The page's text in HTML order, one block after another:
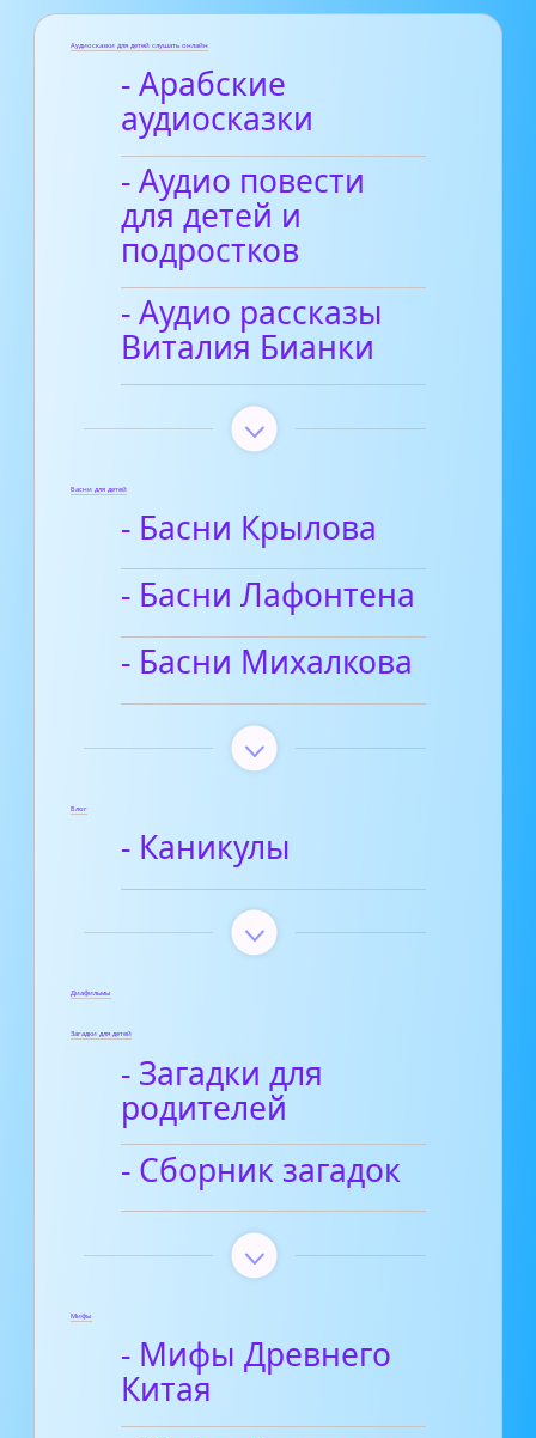
Аудиосказки для детей слушать онлайн
- Арабские
аудиосказки
- Аудио повести
для детей и
подростков
- Аудио рассказы
Виталия Бианки
Басни для детей
- Басни Крылова
- Басни Лафонтена
- Басни Михалкова
Блог
- Каникулы
Диафильмы
Загадки для детей
- Загадки для
родителей
- Сборник загадок
Мифы
- Мифы Древнего
Китая